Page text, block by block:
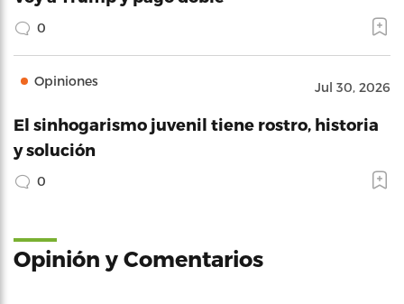
0
Opiniones Jul 30, 2026
El sinhogarismo juvenil tiene rostro, historia
y solución
0
Opinión y Comentarios